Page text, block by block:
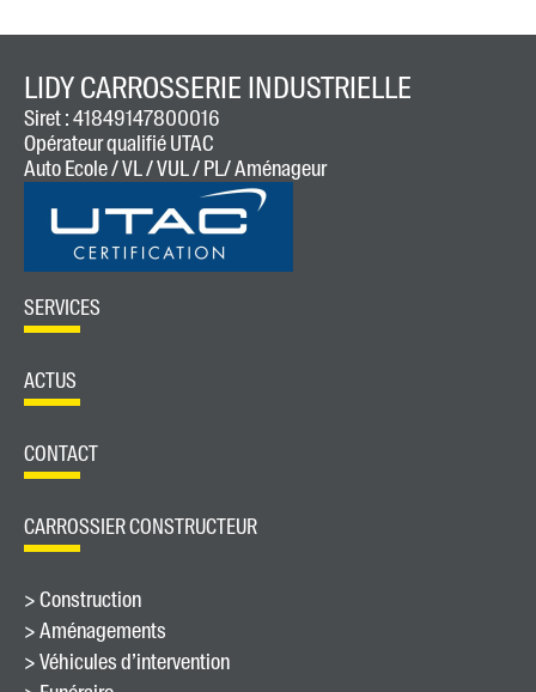
LIDY CARROSSERIE INDUSTRIELLE
Siret : 41849147800016
Opérateur qualifié UTAC
Auto Ecole / VL / VUL / PL/ Aménageur
SERVICES
ACTUS
CONTACT
CARROSSIER CONSTRUCTEUR
> Construction
> Aménagements
> Véhicules d’intervention